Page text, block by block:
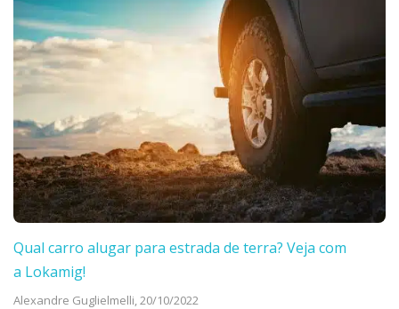
Qual carro alugar para estrada de terra? Veja com
a Lokamig!
Alexandre Guglielmelli,20/10/2022